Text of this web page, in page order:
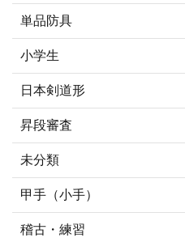
単品防具
小学生
日本剣道形
昇段審査
未分類
甲手（小手）
稽古・練習